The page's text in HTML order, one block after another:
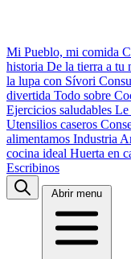
Mi Pueblo, mi comida
historia De la tierra a tu
la lupa con Sívori
divertida Todo sobre
Ejercicios saludables Le
Utensilios caseros
alimentamos Industria
cocina ideal Huerta en
Escribinos
Abrir menu